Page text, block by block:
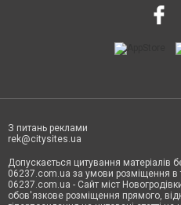
З питань реклами
rek@citysites.ua
Допускається цитування матеріалів
06237.com.ua за умови розміщення в
06237.com.ua - Сайт міст
обов'язкове розміщення прямого,